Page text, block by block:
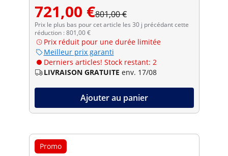
721,00 €801,00 €
Prix le plus bas pour cet article les 30 j précédant cette
réduction : 801,00 €
Prix réduit pour une durée limitée
Meilleur prix garanti
Derniers articles! Stock restant: 2
LIVRAISON GRATUITE env. 17/08
Ajouter au panier
Promo